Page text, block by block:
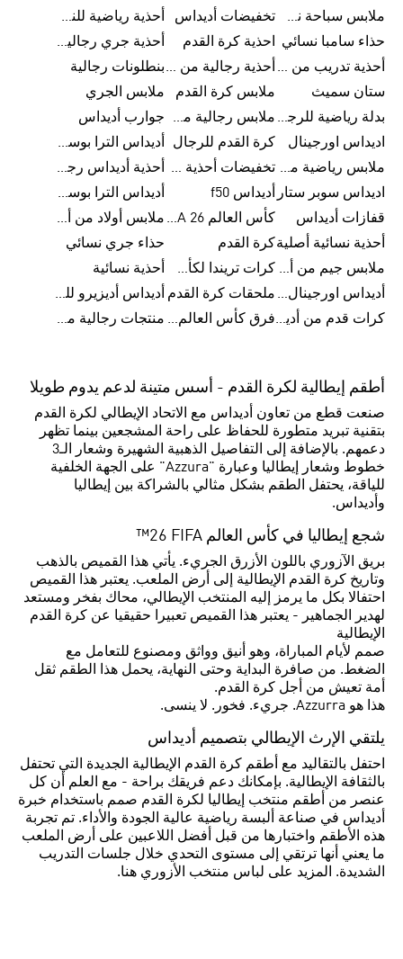
ملابس سباحة نسائية من أديداس
تخفيضات أديداس
أحذية رياضية للنساء
حذاء سامبا نسائي
احذية كرة القدم
أحذية جري رجالية من أديداس
أحذية تدريب من أديداس
أحذية رجالية من أديداس بتخفيضاتبنطلونات رجالية
ستان سميث
ملابس كرة القدم
ملابس الجري
بدلة رياضية للرجال
ملابس رجالية من أديداس بتخفيضات
جوارب أديداس
اديداس اورجينال
كرة القدم للرجال
أديداس الترا بوست رجالي
ملابس رياضية من أديداس
تخفيضات أحذية رجالية من أديداس
أحذية أديداس رجالية
اديداس سوبر ستار
أديداس f50
أديداس الترا بوست
قفازات أديداس
كأس العالم FIFA 26™
ملابس أولاد من أديداس
أحذية نسائية أصلية كرة القدم
حذاء جري نسائي
ملابس جيم من أديداس
كرات تريندا لكأس العالم FIFA 26™
أحذية نسائية
أديداس اورجينال نسائي ملحقات كرة القدم
أديداس أديزيرو للجري
كرات قدم من أديداس
فرق كأس العالم FIFA 26™ منتجات رجالية من أديداس
أطقم إيطالية لكرة القدم - أسس متينة لدعم يدوم طويلا
صنعت قطع من تعاون أديداس مع الاتحاد الإيطالي لكرة القدم
بتقنية تبريد متطورة للحفاظ على راحة المشجعين بينما تظهر
دعمهم. بالإضافة إلى التفاصيل الذهبية الشهيرة وشعار الـ3
خطوط وشعار إيطاليا وعبارة "Azzura" على الجهة الخلفية
للياقة، يحتفل الطقم بشكل مثالي بالشراكة بين إيطاليا
وأديداس.
شجع إيطاليا في كأس العالم FIFA ‏26™
بريق الآزوري باللون الأزرق الجريء. يأتي هذا القميص بالذهب
وتاريخ كرة القدم الإيطالية إلى أرض الملعب. يعتبر هذا القميص
احتفالا بكل ما يرمز إليه المنتخب الإيطالي، محاك بفخر ومستعد
لهدير الجماهير - يعتبر هذا القميص تعبيرا حقيقيا عن كرة القدم
الإيطالية
صمم لأيام المباراة، وهو أنيق وواثق ومصنوع للتعامل مع
الضغط. من صافرة البداية وحتى النهاية، يحمل هذا الطقم ثقل
أمة تعيش من أجل كرة القدم.
هذا هو Azzurra. جريء. فخور. لا ينسى.
يلتقي الإرث الإيطالي بتصميم أديداس
احتفل بالتقاليد مع أطقم كرة القدم الإيطالية الجديدة التي تحتفل
بالثقافة الإيطالية. بإمكانك دعم فريقك براحة - مع العلم أن كل
عنصر من أطقم منتخب إيطاليا لكرة القدم صمم باستخدام خبرة
أديداس في صناعة ألبسة رياضية عالية الجودة والأداء. تم تجربة
هذه الأطقم واختبارها من قبل أفضل اللاعبين على أرض الملعب
ما يعني أنها ترتقي إلى مستوى التحدي خلال جلسات التدريب
الشديدة. المزيد على لباس منتخب الأزوري هنا.